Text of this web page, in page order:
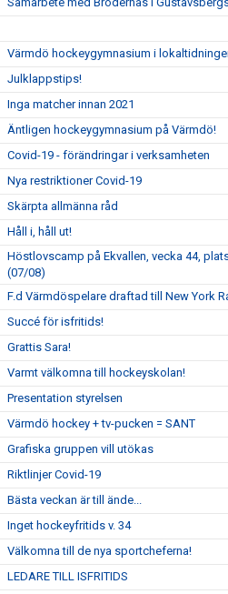
Värmdö hockeygymnasium i
Julklappstips!
Inga matcher innan 2021
Äntligen hockeygymnasium på Värmdö!
Covid-19 - förändringar i verksamheten
Nya restriktioner Covid-19
Skärpta allmänna råd
Håll i, håll ut!
Höstlovscamp på Ekvallen, vecka 44,
(07/08)
F.d Värmdöspelare draftad till New York
Succé för isfritids!
Grattis Sara!
Varmt välkomna till hockeyskolan!
Presentation styrelsen
Värmdö hockey + tv-pucken = SANT
Grafiska gruppen vill utökas
Riktlinjer Covid-19
Bästa veckan är till ände...
Inget hockeyfritids v. 34
Välkomna till de nya sportcheferna!
LEDARE TILL ISFRITIDS